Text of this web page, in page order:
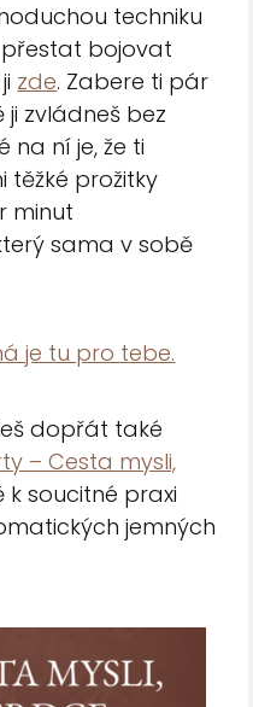
techniku
bojovat
zde. Zabere ti pár
zvládneš bez
na ní je, že ti
prožitky
minut
sama v sobě
je tu pro tebe.
dopřát také
– Cesta mysli,
k soucitné praxi
jemných